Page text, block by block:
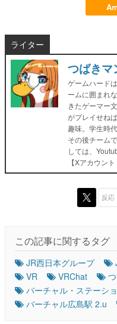
ライター
つばきマ
ゲームハード
ームに囲まれ
きたゲーマー
がプレイせね
趣味。学生時
その後チーム
しては、
【Xアカウン
反応
この記事に関するタグ
JR西日本グループ
VR
VRChat
バーチャル・ステーシ
バーチャル広島駅 2.u